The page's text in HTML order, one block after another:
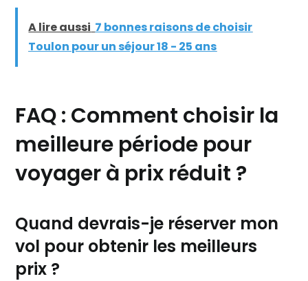
A lire aussi 7 bonnes raisons de choisir
Toulon pour un séjour 18 - 25 ans
FAQ : Comment choisir la
meilleure période pour
voyager à prix réduit ?
Quand devrais-je réserver mon
vol pour obtenir les meilleurs
prix ?